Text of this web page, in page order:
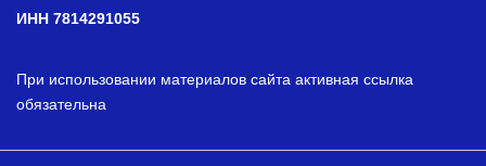
ИНН 7814291055
При использовании материалов сайта активная ссылка
обязательна